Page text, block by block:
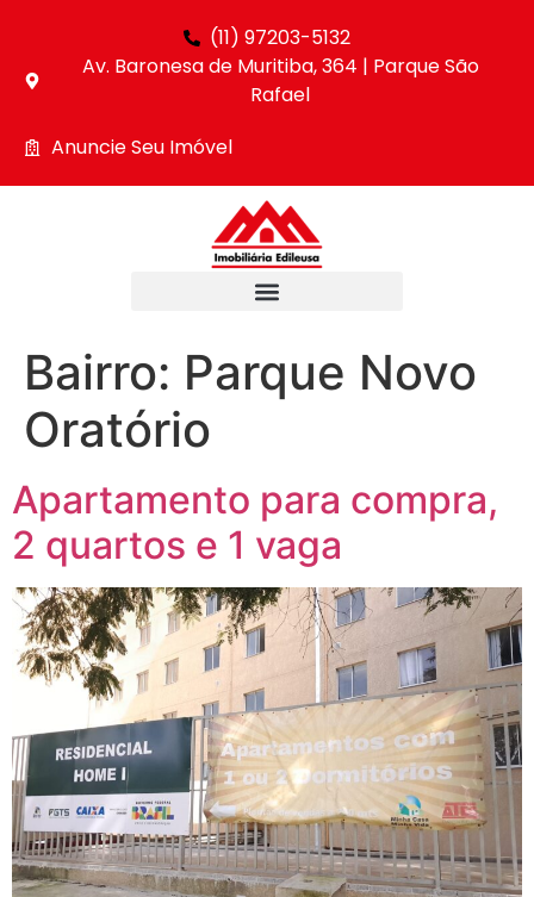
(11) 97203-5132
Av. Baronesa de Muritiba, 364 | Parque São
Rafael
Anuncie Seu Imóvel
Bairro: Parque Novo
Oratório
Apartamento para compra,
2 quartos e 1 vaga